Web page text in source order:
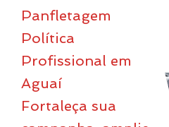
Panfletagem
Política
Profissional em
Aguaí
Fortaleça sua